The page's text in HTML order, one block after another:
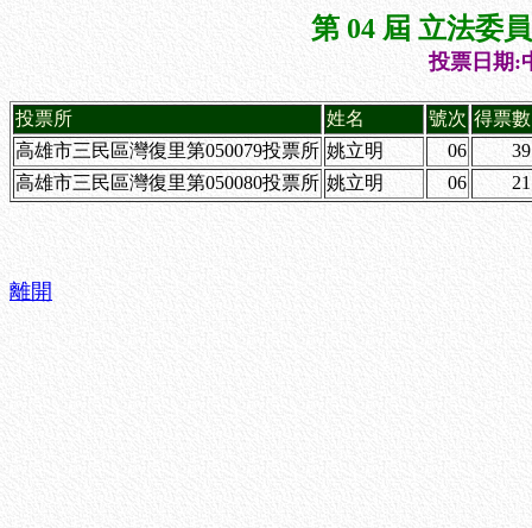
第 04 屆 立法委
投票日期:
投票所 姓名 號次 得票數
高雄市三民區灣復里第050079投票所 姚立明 06
39
高雄市三民區灣復里第050080投票所 姚立明 06 21
離開